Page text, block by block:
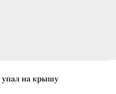
упал на крышу